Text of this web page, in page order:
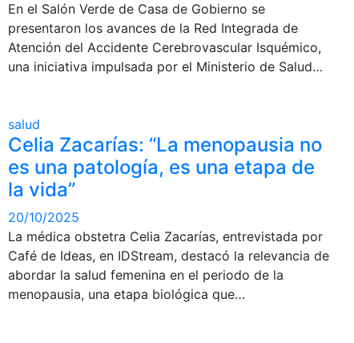
En el Salón Verde de Casa de Gobierno se
presentaron los avances de la Red Integrada de
Atención del Accidente Cerebrovascular Isquémico,
una iniciativa impulsada por el Ministerio de Salud…
salud
Celia Zacarías: “La menopausia no
es una patología, es una etapa de
la vida”
20/10/2025
La médica obstetra Celia Zacarías, entrevistada por
Café de Ideas, en IDStream, destacó la relevancia de
abordar la salud femenina en el periodo de la
menopausia, una etapa biológica que…